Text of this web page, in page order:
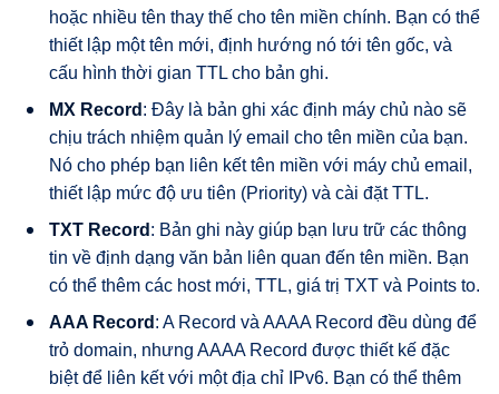
hoặc nhiều tên thay thế cho tên miền chính. Bạn có thể
thiết lập một tên mới, định hướng nó tới tên gốc, và
cấu hình thời gian TTL cho bản ghi.
MX Record : Đây là bản ghi xác định máy chủ nào sẽ
chịu trách nhiệm quản lý email cho tên miền của bạn.
Nó cho phép bạn liên kết tên miền với máy chủ email,
thiết lập mức độ ưu tiên (Priority) và cài đặt TTL.
TXT Record : Bản ghi này giúp bạn lưu trữ các thông
tin về định dạng văn bản liên quan đến tên miền. Bạn
có thể thêm các host mới, TTL, giá trị TXT và Points to.
AAA Record : A Record và AAAA Record đều dùng để
trỏ domain, nhưng AAAA Record được thiết kế đặc
biệt để liên kết với một địa chỉ IPv6. Bạn có thể thêm